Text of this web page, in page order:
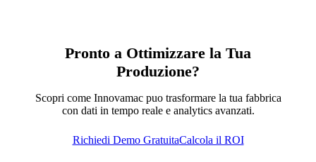
Pronto a Ottimizzare la Tua
Produzione?
Scopri come Innovamac puo trasformare la tua fabbrica
con dati in tempo reale e analytics avanzati.
Richiedi Demo GratuitaCalcola il ROI